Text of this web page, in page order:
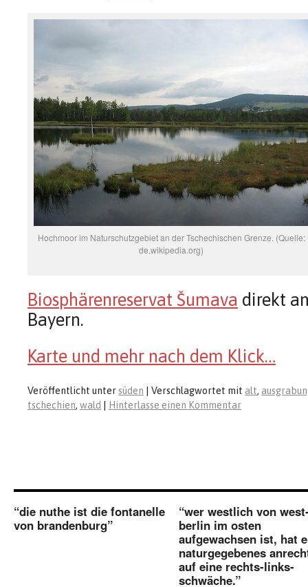
Hochmoor im Naturschutzgebiet an der Tschechischen Grenze. (Quelle:
de.wikipedia.org)
Biosphärenreservat Šumava direkt
Bayern.
Karte und mehr nach dem Klick…
Veröffentlicht unter süden Verschlagwortet mit alt,
tschechien, wald Hinterlasse einen Kommentar
“die nuthe ist die fontanelle
von brandenburg”
“wer westlich von
berlin im osten
aufgewachsen ist, hat
naturgegebenes
auf eine rechts-links-
schwäche.”